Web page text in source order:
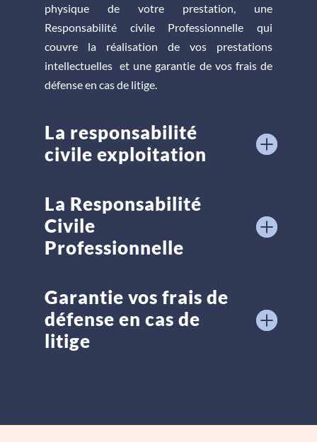
physique de votre prestation, une
Responsabilité civile Professionnelle qui
couvre la réalisation de vos prestations
intellectuelles et une garantie de vos frais de
défense en cas de litige.
La responsabilité
civile exploitation
La Responsabilité
Civile
Professionnelle
Garantie vos frais de
défense en cas de
litige